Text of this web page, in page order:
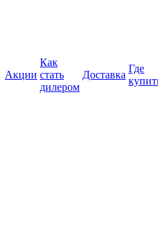
Акции
Как
стать
дилером
Доставка
Где